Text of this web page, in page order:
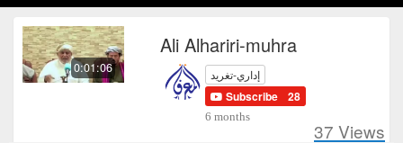
0:01:06
Ali Alhariri-muhra
إداري-تغريد
Subscribe 28
6 months
37 Views